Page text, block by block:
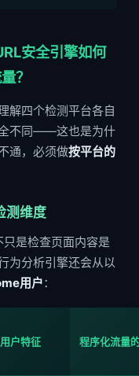
安全引擎如何
？
解四个检测平台各自
不同——这也是为什
通，必须做按平台的
测维度
是检查页面内容是
为分析引擎还会从以
用户：
户特征 程序化流量